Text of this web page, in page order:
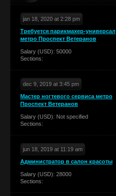
jan 18, 2020 at 2:28 pm
Требуется парикмахер-универсал
метро Проспект Ветеранов
Salary (USD): 50000
Sections:
dec 9, 2019 at 3:45 pm
Мастер ногтевого сервиса метро
Проспект Ветеранов
Salary (USD): Not specified
Sections:
jun 18, 2019 at 11:19 am
Администратор в салон красоты
Salary (USD): 28000
Sections: